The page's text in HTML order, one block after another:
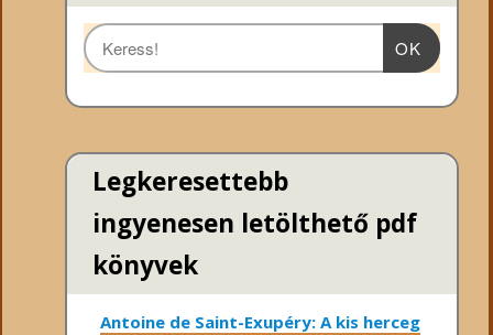
OK
Legkeresettebb
ingyenesen letölthető pdf
könyvek
Antoine de Saint-Exupéry: A kis herceg